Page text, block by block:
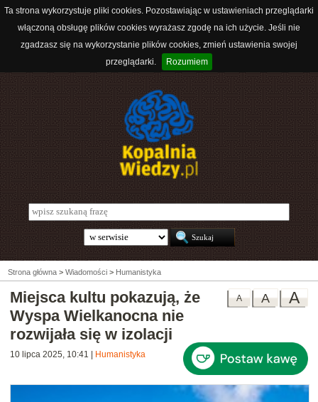
Ta strona wykorzystuje pliki cookies. Pozostawiając w ustawieniach przeglądarki
włączoną obsługę plików cookies wyrażasz zgodę na ich użycie. Jeśli nie
zgadzasz się na wykorzystanie plików cookies, zmień ustawienia swojej
przeglądarki.
Rozumiem
Strona główna > Wiadomości > Humanistyka
A
A
A
Miejsca kultu pokazują, że
Wyspa Wielkanocna nie
rozwijała się w izolacji
10 lipca 2025, 10:41 Humanistyka